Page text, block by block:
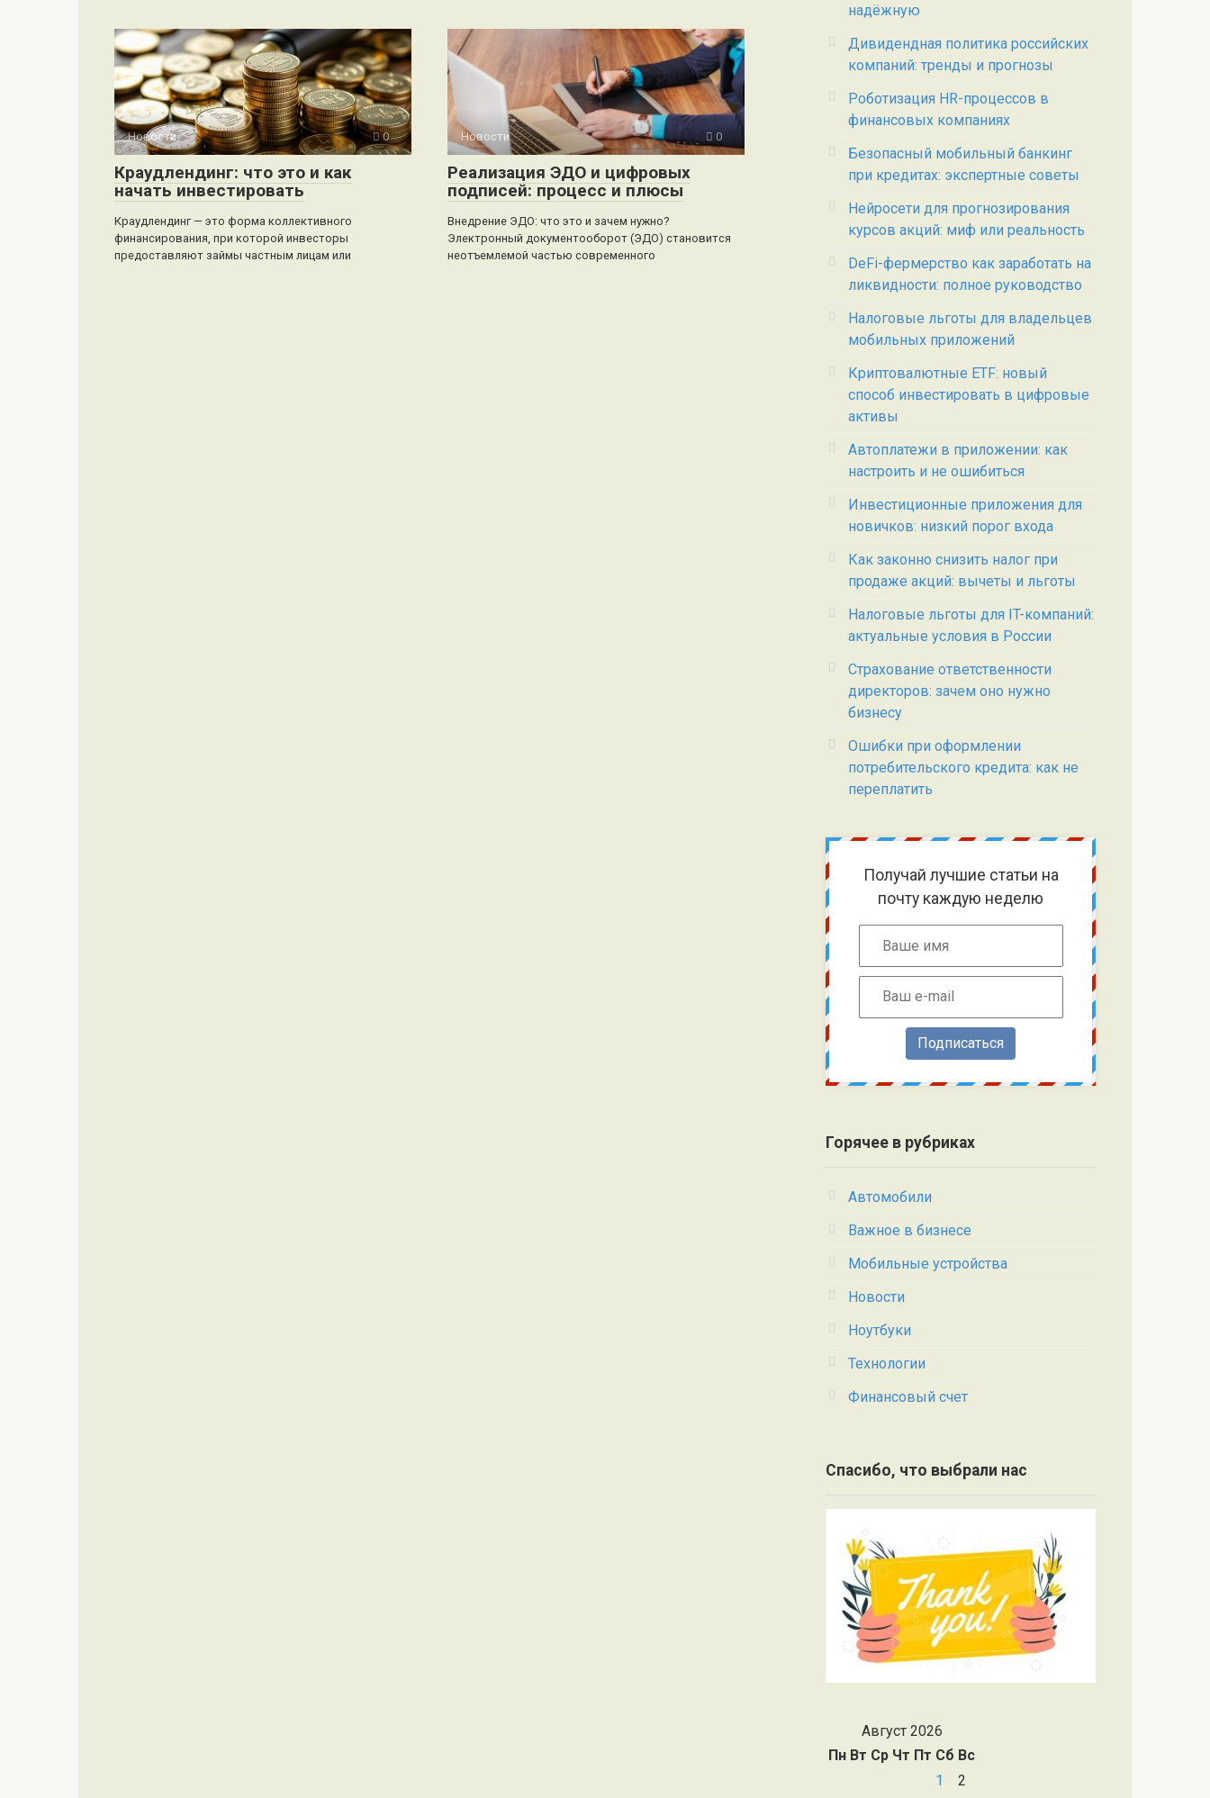
Новости 0
Краудлендинг: что это и как
начать инвестировать
Краудлендинг — это форма коллективного
финансирования, при которой инвесторы
предоставляют займы частным лицам или
Новости 0
Реализация ЭДО и цифровых
подписей: процесс и плюсы
Внедрение ЭДО: что это и зачем нужно?
Электронный документооборот (ЭДО) становится
неотъемлемой частью современного
надёжную
Дивидендная политика российских
компаний: тренды и прогнозы
Роботизация HR-процессов в
финансовых компаниях
Безопасный мобильный банкинг
при кредитах: экспертные советы
Нейросети для прогнозирования
курсов акций: миф или реальность
DeFi-фермерство как заработать на
ликвидности: полное руководство
Налоговые льготы для владельцев
мобильных приложений
Криптовалютные ETF: новый
способ инвестировать в цифровые
активы
Автоплатежи в приложении: как
настроить и не ошибиться
Инвестиционные приложения для
новичков: низкий порог входа
Как законно снизить налог при
продаже акций: вычеты и льготы
Налоговые льготы для IT-компаний:
актуальные условия в России
Страхование ответственности
директоров: зачем оно нужно
бизнесу
Ошибки при оформлении
потребительского кредита: как не
переплатить
Получай лучшие статьи на
почту каждую неделю
Подписаться
Горячее в рубриках
Автомобили
Важное в бизнесе
Мобильные устройства
Новости
Ноутбуки
Технологии
Финансовый счет
Спасибо, что выбрали нас
Август 2026
Пн Вт Ср Чт Пт Сб Вс
1
2